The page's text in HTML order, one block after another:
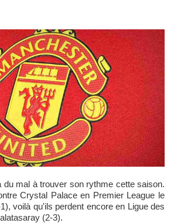
Crystal Palace en Premier League le
voilà qu'ils perdent encore en Ligue des
(2-3).